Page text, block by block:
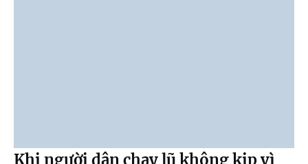
Khi người dân chạy lũ không kịp vì